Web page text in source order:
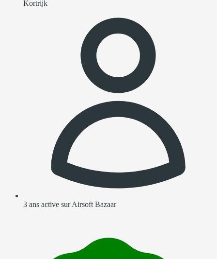
Kortrijk
3 ans active sur Airsoft Bazaar